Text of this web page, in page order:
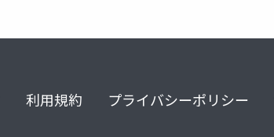
利用規約 プライバシーポリシー